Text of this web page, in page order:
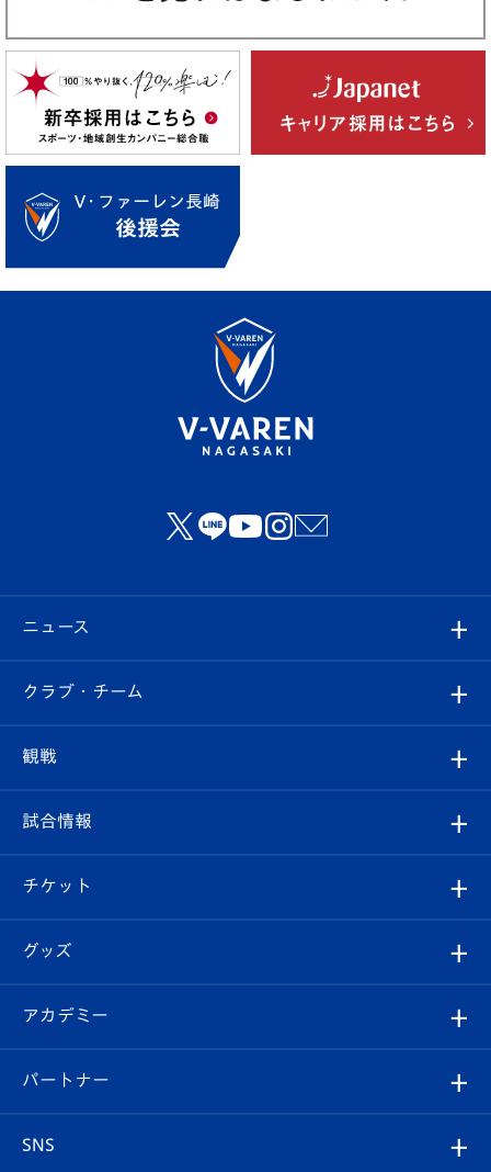
ニュース
すべて
クラブ
試合情報
チケット
イベント
メディア
クラブ・チーム
クラブ概要
エンブレム紹介
スタッフプロフィール
マスコット紹介
観戦
観戦ルール
はじめての観戦ガイド
Revive Team
ヴィヴィくんの長崎おもてなしガイド
試合情報
試合日程/結果
フォトギャラリー
スタジアムグルメ
チケット
チケット
V-LOVERS（ファンクラブ）
プレイヤーズスイート
グッズ
オンラインショップ
店舗情報
アカデミー
育成からのお知らせ
パートナー
SNS